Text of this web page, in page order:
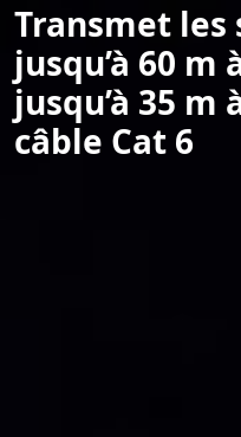
Transmet les
jusqu’à 60 m
jusqu’à 35 m
câble Cat 6